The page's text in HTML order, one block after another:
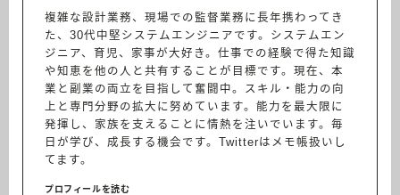
複雑な設計業務、現場での監督業務に長年携わってき
た、30代中堅システムエンジニアです。システムエン
ジニア、育児、家事が大好き。仕事での経験で得た知識
や知恵を他の人と共有することが目標です。現在、本
業と副業の両立を目指して奮闘中。スキル・能力の向
上と専門分野の拡大に努めています。能力を最大限に
発揮し、家族を支えることに情熱を注いでいます。毎
日が学び、成長する機会です。Twitterはメモ帳扱いし
てます。
プロフィールを読む